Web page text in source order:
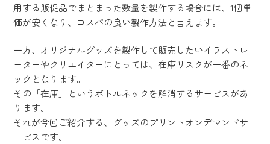
用する販促品でまとまった数量を製作する場合には、1個単
価が安くなり、コスパの良い製作方法と言えます。
一方、オリジナルグッズを製作して販売したいイラストレ
ーターやクリエイターにとっては、在庫リスクが一番のネ
ックとなります。
その「在庫」というボトルネックを解消するサービスがあ
ります。
それが今回ご紹介する、グッズのプリントオンデマンドサ
ービスです。